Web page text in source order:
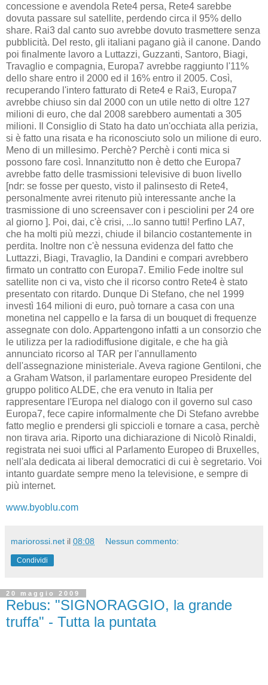
concessione e avendola Rete4 persa, Rete4 sarebbe
dovuta passare sul satellite, perdendo circa il 95% dello
share. Rai3 dal canto suo avrebbe dovuto trasmettere senza
pubblicità. Del resto, gli italiani pagano già il canone. Dando
poi finalmente lavoro a Luttazzi, Guzzanti, Santoro, Biagi,
Travaglio e compagnia, Europa7 avrebbe raggiunto l'11%
dello share entro il 2000 ed il 16% entro il 2005. Così,
recuperando l'intero fatturato di Rete4 e Rai3, Europa7
avrebbe chiuso sin dal 2000 con un utile netto di oltre 127
milioni di euro, che dal 2008 sarebbero aumentati a 305
milioni. Il Consiglio di Stato ha dato un'occhiata alla perizia,
si è fatto una risata e ha riconosciuto solo un milione di euro.
Meno di un millesimo. Perchè? Perchè i conti mica si
possono fare così. Innanzitutto non è detto che Europa7
avrebbe fatto delle trasmissioni televisive di buon livello
[ndr: se fosse per questo, visto il palinsesto di Rete4,
personalmente avrei ritenuto più interessante anche la
trasmissione di uno screensaver con i pesciolini per 24 ore
al giorno ]. Poi, dai, c'è crisi, ...lo sanno tutti! Perfino LA7,
che ha molti più mezzi, chiude il bilancio costantemente in
perdita. Inoltre non c'è nessuna evidenza del fatto che
Luttazzi, Biagi, Travaglio, la Dandini e compari avrebbero
firmato un contratto con Europa7. Emilio Fede inoltre sul
satellite non ci va, visto che il ricorso contro Rete4 è stato
presentato con ritardo. Dunque Di Stefano, che nel 1999
investì 164 milioni di euro, può tornare a casa con una
monetina nel cappello e la farsa di un bouquet di frequenze
assegnate con dolo. Appartengono infatti a un consorzio che
le utilizza per la radiodiffusione digitale, e che ha già
annunciato ricorso al TAR per l'annullamento
dell'assegnazione ministeriale. Aveva ragione Gentiloni, che
a Graham Watson, il parlamentare europeo Presidente del
gruppo politico ALDE, che era venuto in Italia per
rappresentare l'Europa nel dialogo con il governo sul caso
Europa7, fece capire informalmente che Di Stefano avrebbe
fatto meglio e prendersi gli spiccioli e tornare a casa, perchè
non tirava aria. Riporto una dichiarazione di Nicolò Rinaldi,
registrata nei suoi uffici al Parlamento Europeo di Bruxelles,
nell'ala dedicata ai liberal democratici di cui è segretario. Voi
intanto guardate sempre meno la televisione, e sempre di
più internet.
www.byoblu.com
mariorossi.net il 08:08 Nessun commento:
Condividi
20 maggio 2009
Rebus: "SIGNORAGGIO, la grande
truffa" - Tutta la puntata